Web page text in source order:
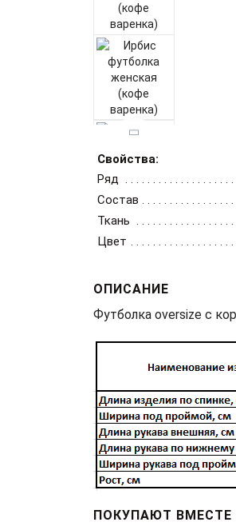
Свойства:
Ряд
Состав
Ткань
Цвет
ОПИСАНИЕ
Футболка oversize с
ПОКУПАЮТ ВМЕСТЕ